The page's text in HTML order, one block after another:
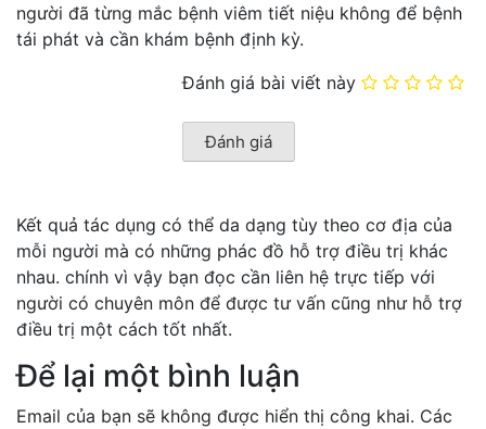
người đã từng mắc bệnh viêm tiết niệu không để bệnh
tái phát và cần khám bệnh định kỳ.
Đánh giá bài viết này
Kết quả tác dụng có thể da dạng tùy theo cơ địa của
mỗi người mà có những phác đồ hỗ trợ điều trị khác
nhau. chính vì vậy bạn đọc cần liên hệ trực tiếp với
người có chuyên môn để được tư vấn cũng như hỗ trợ
điều trị một cách tốt nhất.
Để lại một bình luận
Email của bạn sẽ không được hiển thị công khai. Các